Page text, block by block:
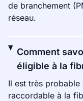
de branchement
réseau.
Comment
éligible à la
Il est très
raccordable à la